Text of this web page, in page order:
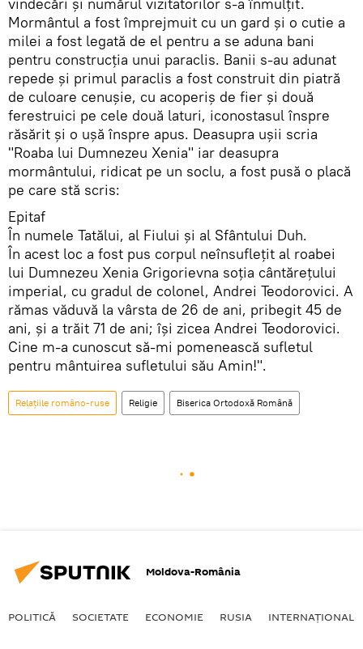
Mormântul a fost împrejmuit cu un gard şi o cutie a
milei a fost legată de el pentru a se aduna bani
pentru construcţia unui paraclis. Banii s-au adunat
repede şi primul paraclis a fost construit din piatră
de culoare cenuşie, cu acoperiş de fier şi două
ferestruici pe cele două laturi, iconostasul înspre
răsărit şi o uşă înspre apus. Deasupra uşii scria
"Roaba lui Dumnezeu Xenia" iar deasupra
mormântului, ridicat pe un soclu, a fost pusă o placă
pe care stă scris:
Epitaf
În numele Tatălui, al Fiului şi al Sfântului Duh.
În acest loc a fost pus corpul neînsufleţit al roabei
lui Dumnezeu Xenia Grigorievna soţia cântăreţului
imperial, cu gradul de colonel, Andrei Teodorovici. A
rămas văduvă la vârsta de 26 de ani, pribegit 45 de
ani, şi a trăit 71 de ani; îşi zicea Andrei Teodorovici.
Cine m-a cunoscut să-mi pomenească sufletul
pentru mântuirea sufletului său Amin!".
Relațiile româno-ruse Religie Biserica Ortodoxă Română
Moldova-România
POLITICĂ SOCIETATE ECONOMIE RUSIA INTERNAŢIONAL